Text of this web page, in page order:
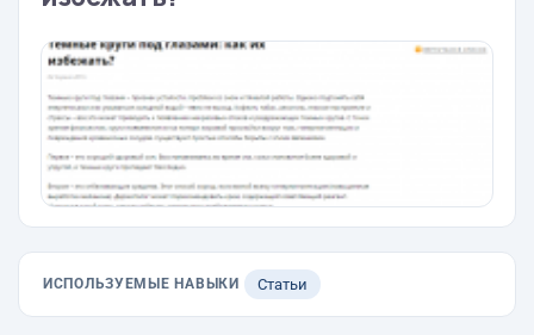
ИСПОЛЬЗУЕМЫЕ НАВЫКИ Статьи